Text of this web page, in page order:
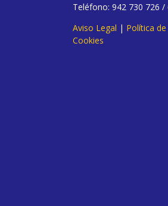
Teléfono: 942 730 726 /
Aviso Legal | Política
Cookies